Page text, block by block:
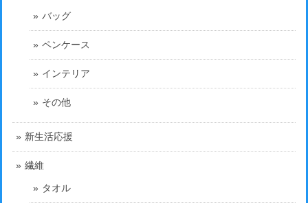
バッグ
ペンケース
インテリア
その他
新生活応援
繊維
タオル